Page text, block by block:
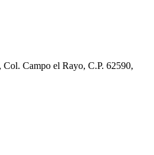
Campo el Rayo, C.P. 62590,